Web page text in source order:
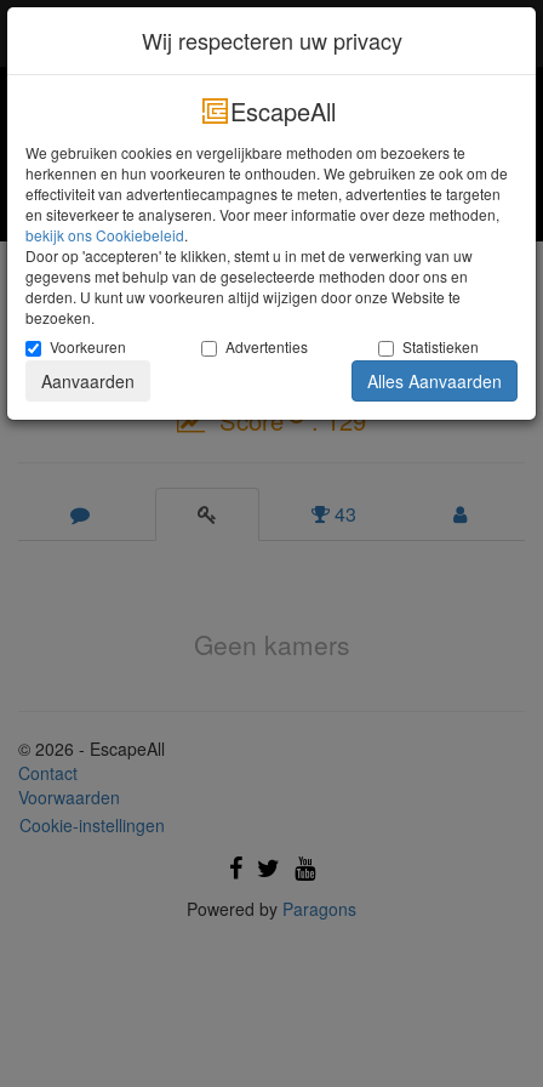
EscapeAll Inloggen
Ronny Saaman
Padawan
Score : 129
43
Geen kamers
© 2026 - EscapeAll
Contact
Voorwaarden
Cookie-instellingen
Powered by Paragons
Wij respecteren uw privacy
EscapeAll
We gebruiken cookies en vergelijkbare methoden om bezoekers te
herkennen en hun voorkeuren te onthouden. We gebruiken ze ook om de
effectiviteit van advertentiecampagnes te meten, advertenties te targeten
en siteverkeer te analyseren. Voor meer informatie over deze methoden,
bekijk ons ​​Cookiebeleid.
Door op 'accepteren' te klikken, stemt u in met de verwerking van uw
gegevens met behulp van de geselecteerde methoden door ons en
derden. U kunt uw voorkeuren altijd wijzigen door onze Website te
bezoeken.
Voorkeuren
Advertenties Statistieken
Aanvaarden Alles Aanvaarden